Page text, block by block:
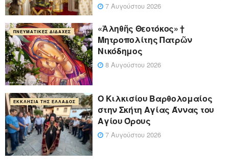
7 Αυγούστου 2026
ΠΝΕΥΜΑΤΙΚΈΣ ΔΙΔΑΧΈΣ
«Ἀληθῆς Θεοτόκος» †
Μητροπολίτης Πατρῶν
Νικόδημος
8 Αυγούστου 2026
ΕΚΚΛΗΣΊΑ ΤΗΣ ΕΛΛΆΔΟΣ
Ο Κιλκισίου Βαρθολομαίος
στην Σκήτη Αγίας Άννας του
Αγίου Όρους
7 Αυγούστου 2026